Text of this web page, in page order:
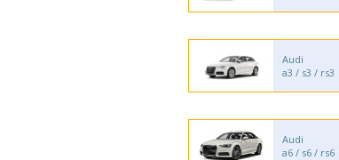
Audi
a3 / s3 / rs3
Audi
a6 / s6 / rs6